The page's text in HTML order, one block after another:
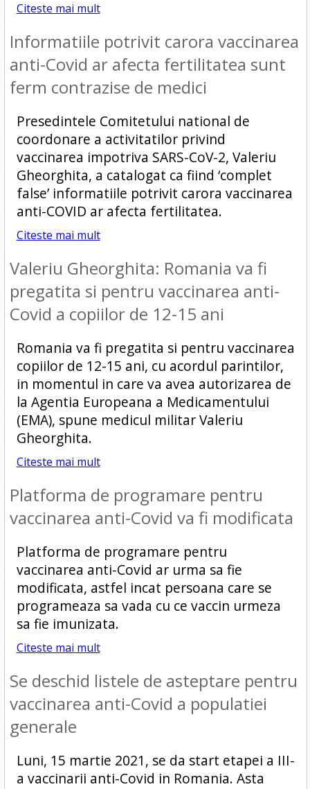
Citeste mai mult
Informatiile potrivit carora vaccinarea
anti-Covid ar afecta fertilitatea sunt
ferm contrazise de medici
Presedintele Comitetului national de
coordonare a activitatilor privind
vaccinarea impotriva SARS-CoV-2, Valeriu
Gheorghita, a catalogat ca fiind ‘complet
false’ informatiile potrivit carora vaccinarea
anti-COVID ar afecta fertilitatea.
Citeste mai mult
Valeriu Gheorghita: Romania va fi
pregatita si pentru vaccinarea anti-
Covid a copiilor de 12-15 ani
Romania va fi pregatita si pentru vaccinarea
copiilor de 12-15 ani, cu acordul parintilor,
in momentul in care va avea autorizarea de
la Agentia Europeana a Medicamentului
(EMA), spune medicul militar Valeriu
Gheorghita.
Citeste mai mult
Platforma de programare pentru
vaccinarea anti-Covid va fi modificata
Platforma de programare pentru
vaccinarea anti-Covid ar urma sa fie
modificata, astfel incat persoana care se
programeaza sa vada cu ce vaccin urmeza
sa fie imunizata.
Citeste mai mult
Se deschid listele de asteptare pentru
vaccinarea anti-Covid a populatiei
generale
Luni, 15 martie 2021, se da start etapei a III-
a vaccinarii anti-Covid in Romania. Asta